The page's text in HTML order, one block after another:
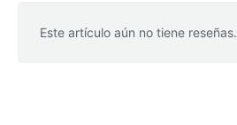
Este artículo aún no tiene reseñas.